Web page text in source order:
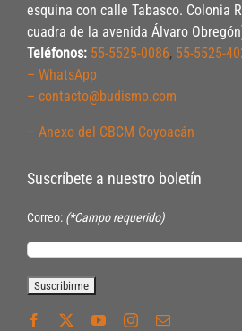
esquina con calle Tabasco. Colonia
cuadra de la avenida Álvaro
Teléfonos: 55-5525-0086, 55-5525-
– WhatsApp
– contacto@budismo.com
– Anexo del CBCM Coyoacán
Suscríbete a nuestro boletín
Correo: (*Campo requerido)